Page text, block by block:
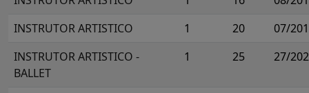
INSTRUTOR ARTISTICO
1 20
07/
INSTRUTOR ARTISTICO -
BALLET
1 25 27/